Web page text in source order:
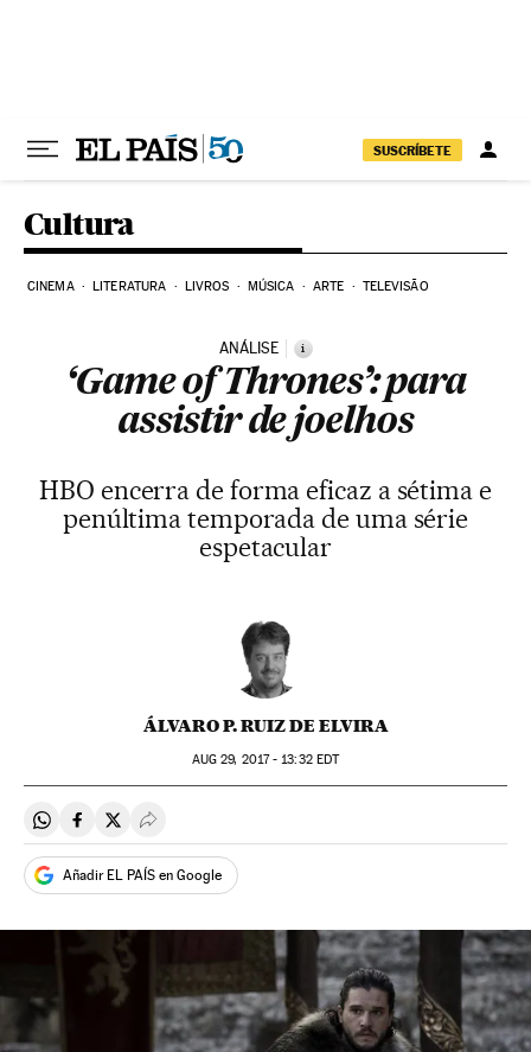
SUSCRÍBETE
Cultura
CINEMA LITERATURA LIVROS MÚSICA ARTE TELEVISÃO
ANÁLISE i
‘Game of Thrones’: para
assistir de joelhos
HBO encerra de forma eficaz a sétima e
penúltima temporada de uma série
espetacular
ÁLVARO P. RUIZ DE ELVIRA
AUG 29, 2017 - 13:32EDT
Compartir en Whatsapp
Compartir en Facebook
Compartir en Twitter
Desplegar Redes Sociales
Añadir EL PAÍS en Google